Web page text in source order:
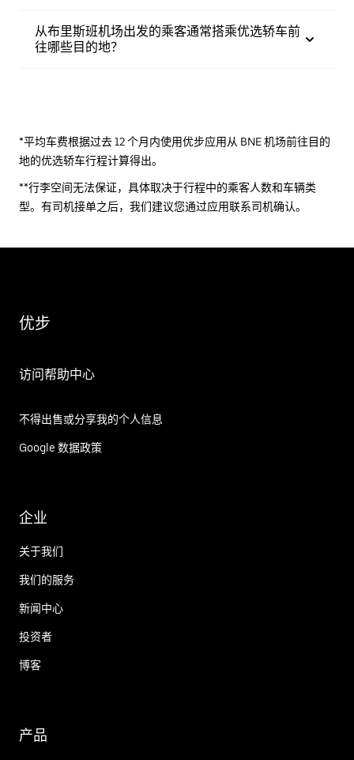
从布里斯班机场出发的乘客通常搭乘优选轿车前
往哪些目的地？
*平均车费根据过去 12 个月内使用优步应用从 BNE 机场前往目的
地的优选轿车行程计算得出。
**行李空间无法保证，具体取决于行程中的乘客人数和车辆类
型。有司机接单之后，我们建议您通过应用联系司机确认。
优步
访问帮助中心
不得出售或分享我的个人信息
Google 数据政策
企业
关于我们
我们的服务
新闻中心
投资者
博客
产品